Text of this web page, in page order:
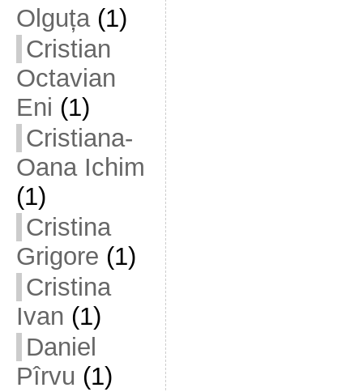
Olguța(1)
Cristian
Octavian
Eni (1)
Cristiana-
Oana Ichim
(1)
Cristina
Grigore (1)
Cristina
Ivan (1)
Daniel
Pîrvu (1)